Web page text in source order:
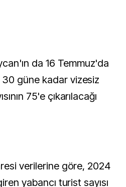
da 16 Temmuz'da
30 güne kadar vizesiz
75'e çıkarılacağı
verilerine göre, 2024
yabancı turist sayısı